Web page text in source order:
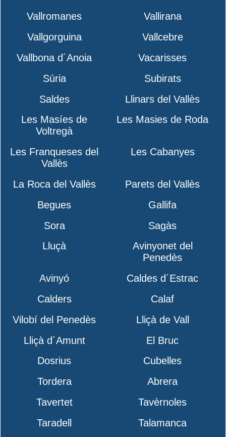
Vallromanes
Vallirana
Vallgorguina
Vallcebre
Vallbona d´Anoia
Vacarisses
Súria
Subirats
Saldes
Llinars del Vallès
Les Masíes de
Voltregà
Les Masies de Roda
Les Franqueses del
Vallès
Les Cabanyes
La Roca del Vallès
Parets del Vallès
Begues
Gallifa
Sora
Sagàs
Lluçà
Avinyonet del
Penedès
Avinyó
Caldes d´Estrac
Calders
Calaf
Vilobí del Penedès
Lliçà de Vall
Lliçà d´Amunt
El Bruc
Dosrius
Cubelles
Tordera
Abrera
Tavertet
Tavèrnoles
Taradell
Talamanca